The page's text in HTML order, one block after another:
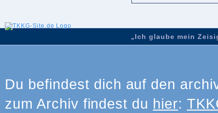
„Ich glaube mein
Du befindest dich auf den
zum Archiv findest du hier: